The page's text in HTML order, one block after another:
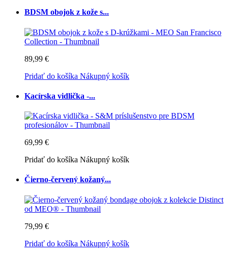
BDSM obojok z kože s...
89,99 €
Pridať do košíka Nákupný košík
Kacírska vidlička -...
69,99 €
Pridať do košíka Nákupný košík
Čierno-červený kožaný...
79,99 €
Pridať do košíka Nákupný košík